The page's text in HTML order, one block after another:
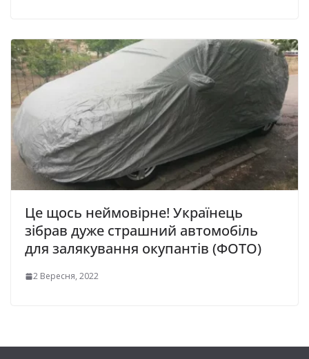
Це щось неймовірне! Українець
зібрав дуже страшний автомобіль
для залякування окупантів (ФОТО)
2 Вересня, 2022